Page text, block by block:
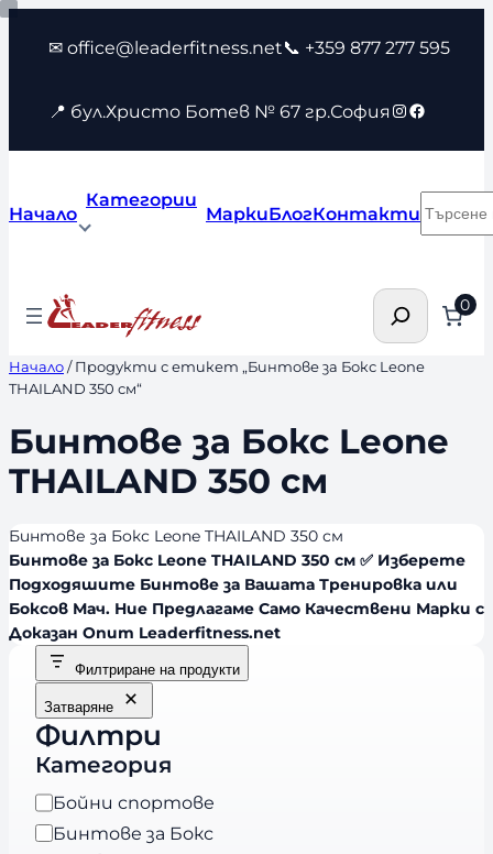
Към
съдържанието
✉ office@leaderfitness.net📞 +359 877 277 595
📍 бул.Христо Ботев № 67 гр.София Instagram
Facebook
Начало
Категории
МаркиБлогКонтакти
Търсене 0
Начало/ Продукти с етикет „Бинтове за Бокс Leone
THAILAND 350 см“
Бинтове за Бокс Leone
THAILAND 350 см
Бинтове за Бокс Leone THAILAND 350 см
Бинтове за Бокс Leone THAILAND 350 см ✅ Изберете
Подходяшите Бинтове за Вашата Тренировка или
Боксов Мач. Ние Предлагаме Само Качествени Марки с
Доказан Опит Leaderfitness.net
Филтриране на продукти
Затваряне
Филтри
Категория
К
а
Бойни спортове
Бинтове за Бокс